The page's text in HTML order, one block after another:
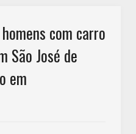
com carro
São José de
em